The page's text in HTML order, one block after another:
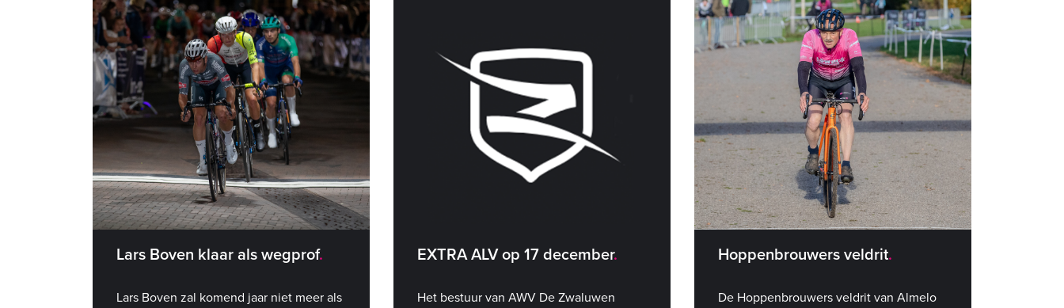
Lars Boven klaar als wegprof
Lars Boven zal komend jaar niet meer als
EXTRA ALV op 17 december
Het bestuur van AWV De Zwaluwen
Hoppenbrouwers veldrit
De Hoppenbrouwers veldrit van Almelo